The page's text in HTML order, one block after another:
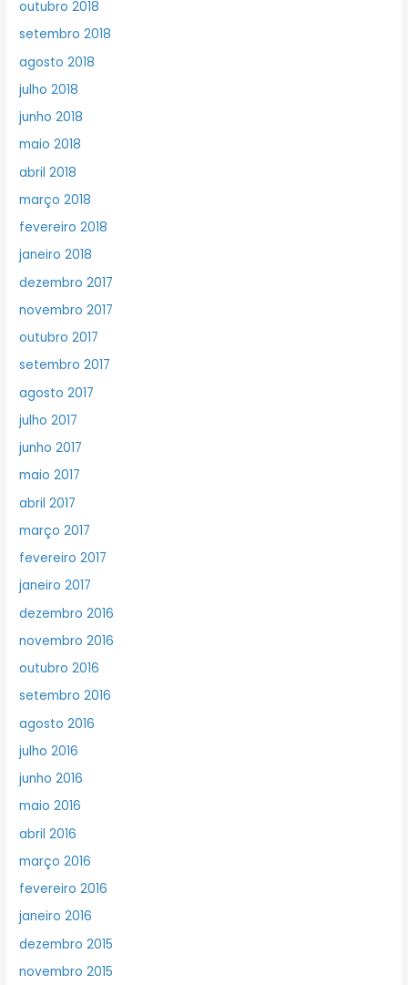
outubro 2018
setembro 2018
agosto 2018
julho 2018
junho 2018
maio 2018
abril 2018
março 2018
fevereiro 2018
janeiro 2018
dezembro 2017
novembro 2017
outubro 2017
setembro 2017
agosto 2017
julho 2017
junho 2017
maio 2017
abril 2017
março 2017
fevereiro 2017
janeiro 2017
dezembro 2016
novembro 2016
outubro 2016
setembro 2016
agosto 2016
julho 2016
junho 2016
maio 2016
abril 2016
março 2016
fevereiro 2016
janeiro 2016
dezembro 2015
novembro 2015